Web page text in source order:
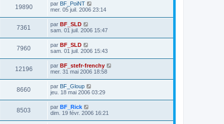
19890 par BF_PoiNT
mer. 05 juil. 2006 23:14
7361 par BF_SLD
sam. 01 juil. 2006 15:47
7960 par BF_SLD
sam. 01 juil. 2006 15:43
12196 par BF_stefr-frenchy
mer. 31 mai 2006 18:58
8660 par BF_Gloup
jeu. 18 mai 2006 03:29
8503 par BF_Rick
dim. 19 févr. 2006 16:21